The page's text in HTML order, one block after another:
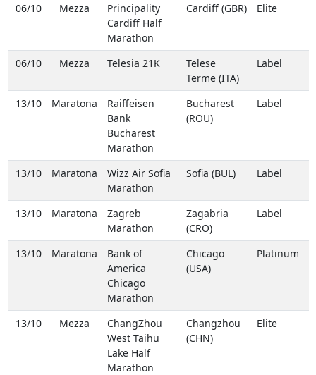
06/10 Mezza
Principality
Cardiff Half
Marathon
Cardiff (GBR) Elite
06/10 Mezza Telesia 21K
Telese
Terme (ITA)
Label
13/10 Maratona
Raiffeisen
Bank
Bucharest
Marathon
Bucharest
(ROU)
Label
13/10 Maratona
Wizz Air Sofia
Marathon
Sofia (BUL) Label
13/10 Maratona
Zagreb
Marathon
Zagabria
(CRO)
Label
13/10 Maratona
Bank of
America
Chicago
Marathon
Chicago
(USA)
Platinum
13/10 Mezza
ChangZhou
West Taihu
Lake Half
Marathon
Changzhou
(CHN)
Elite